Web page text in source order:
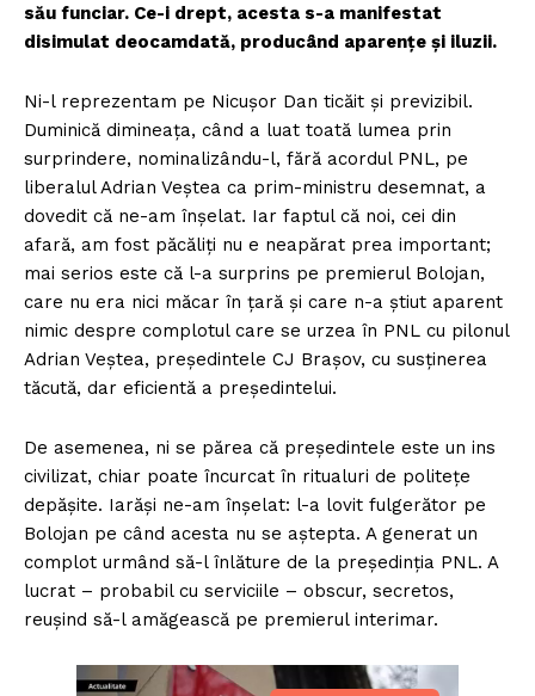
său funciar. Ce-i drept, acesta s-a manifestat
disimulat deocamdată, producând aparențe și iluzii.
Ni-l reprezentam pe Nicușor Dan ticăit și previzibil.
Duminică dimineața, când a luat toată lumea prin
surprindere, nominalizându-l, fără acordul PNL, pe
liberalul Adrian Veștea ca prim-ministru desemnat, a
dovedit că ne-am înșelat. Iar faptul că noi, cei din
afară, am fost păcăliți nu e neapărat prea important;
mai serios este că l-a surprins pe premierul Bolojan,
care nu era nici măcar în țară și care n-a știut aparent
nimic despre complotul care se urzea în PNL cu pilonul
Adrian Veștea, președintele CJ Brașov, cu susținerea
tăcută, dar eficientă a președintelui.
De asemenea, ni se părea că președintele este un ins
civilizat, chiar poate încurcat în ritualuri de politețe
depășite. Iarăși ne-am înșelat: l-a lovit fulgerător pe
Bolojan pe când acesta nu se aștepta. A generat un
complot urmând să-l înlăture de la președinția PNL. A
lucrat – probabil cu serviciile – obscur, secretos,
reușind să-l amăgească pe premierul interimar.